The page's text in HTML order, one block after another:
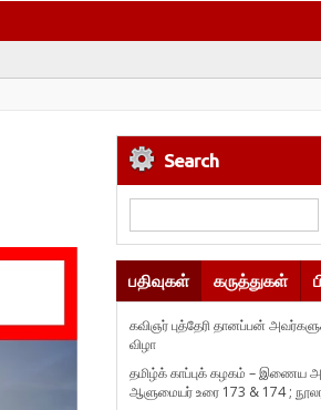
Search
பதிவுகள் கருத்துகள்
கவிஞர் புத்தேரி தானப்பன்
விழா
தமிழ்க் காப்புக் கழகம் – இணைய
ஆளுமையர் உரை 173 & 174 ;